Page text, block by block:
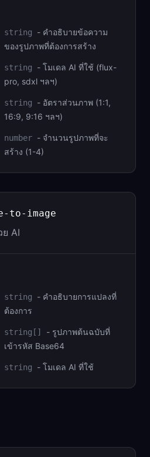
string - คำอธิบายข้อความ
ของรูปภาพที่ต้องการสร้าง
string - โมเดล AI ที่ใช้ (flux-
pro, sdxl ฯลฯ)
string - อัตราส่วนภาพ (1:1,
16:9, 9:16 ฯลฯ)
number - จำนวนรูปภาพที่จะ
สร้าง (1-4)
to-image
AI
string - คำอธิบายการแปลงที่
ต้องการ
string[] - รูปภาพต้นฉบับที่
เข้ารหัส Base64
string - โมเดล AI ที่ใช้